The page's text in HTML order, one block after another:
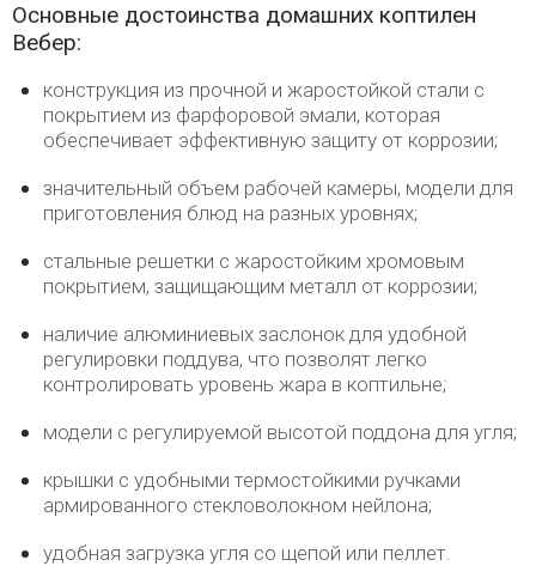
Основные достоинства домашних коптилен
Вебер:
конструкция из прочной и жаростойкой стали с
покрытием из фарфоровой эмали, которая
обеспечивает эффективную защиту от коррозии;
значительный объем рабочей камеры, модели для
приготовления блюд на разных уровнях;
стальные решетки с жаростойким хромовым
покрытием, защищающим металл от коррозии;
наличие алюминиевых заслонок для удобной
регулировки поддува, что позволят легко
контролировать уровень жара в коптильне;
модели с регулируемой высотой поддона для угля;
крышки с удобными термостойкими ручками
армированного стекловолокном нейлона;
удобная загрузка угля со щепой или пеллет.